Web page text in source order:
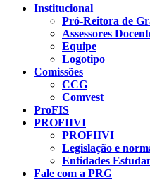
Institucional
Pró-Reitora de
Assessores
Equipe
Logotipo
Comissões
CCG
Comvest
ProFIS
PROFIIVI
PROFIIVI
Legislação e
Entidades
Fale com a PRG